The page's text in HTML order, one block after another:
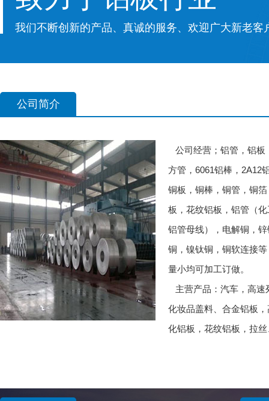
我们不断创新的产品、真诚的服务、欢迎广大新老客
公司简介
公司经营；铝管，铝板
方管，6061铝棒，2A12
铜板，铜棒，铜管，铜
板，花纹铝板，铝管（
铝管母线），电解铜，
铜，镍钛铜，铜软连接
量小均可加工订做。
主营产品：汽车，高速
化妆品盖料、合金铝板
化铝板，花纹铝板，拉